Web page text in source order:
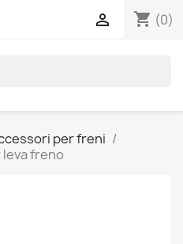
shopping_cart (0)

per freni
freno